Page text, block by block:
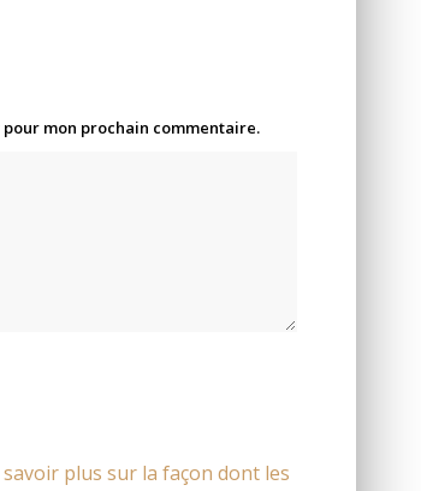
mon prochain commentaire.
savoir plus sur la façon dont les